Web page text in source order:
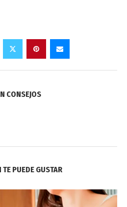
CONSEJOS
TE PUEDE GUSTAR